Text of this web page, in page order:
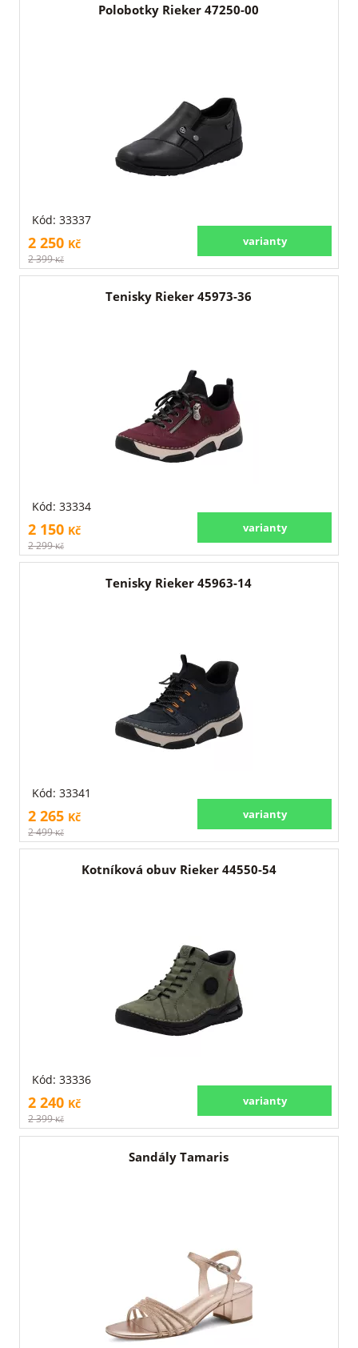
Polobotky Rieker 47250-00
Kód: 33337
varianty
2 250 Kč
2 399Kč
Tenisky Rieker 45973-36
Kód: 33334
varianty
2 150 Kč
2 299Kč
Tenisky Rieker 45963-14
Kód: 33341
varianty
2 265 Kč
2 499Kč
Kotníková obuv Rieker 44550-54
Kód: 33336
varianty
2 240 Kč
2 399Kč
Sandály Tamaris